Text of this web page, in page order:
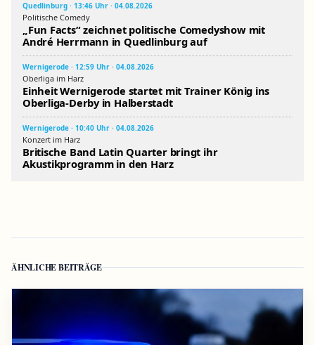
Quedlinburg · 13:46 Uhr · 04.08.2026
Politische Comedy
„Fun Facts“ zeichnet politische Comedyshow mit
André Herrmann in Quedlinburg auf
Wernigerode · 12:59 Uhr · 04.08.2026
Oberliga im Harz
Einheit Wernigerode startet mit Trainer König ins
Oberliga-Derby in Halberstadt
Wernigerode · 10:40 Uhr · 04.08.2026
Konzert im Harz
Britische Band Latin Quarter bringt ihr
Akustikprogramm in den Harz
ÄHNLICHE BEITRÄGE